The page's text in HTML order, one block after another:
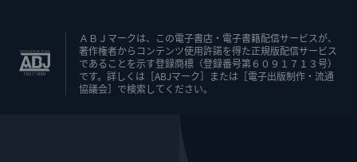
ＡＢＪマークは、この電子書店・電子書籍配信サービスが、
著作権者からコンテンツ使用許諾を得た正規版配信サービス
であることを示す登録商標（登録番号第６０９１７１３号）
です。詳しくは［ABJマーク］または［電子出版制作・流通
協議会］で検索してください。